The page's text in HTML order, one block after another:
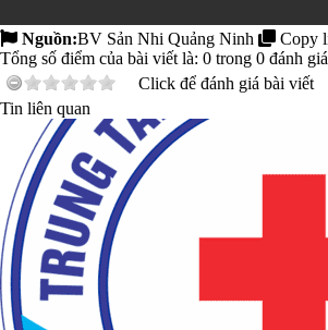
Nguồn:BV Sản Nhi Quảng Ninh
Copy
Tổng số điểm của bài viết là: 0 trong 0 đánh giá
Click để đánh giá bài viết
Tin liên quan